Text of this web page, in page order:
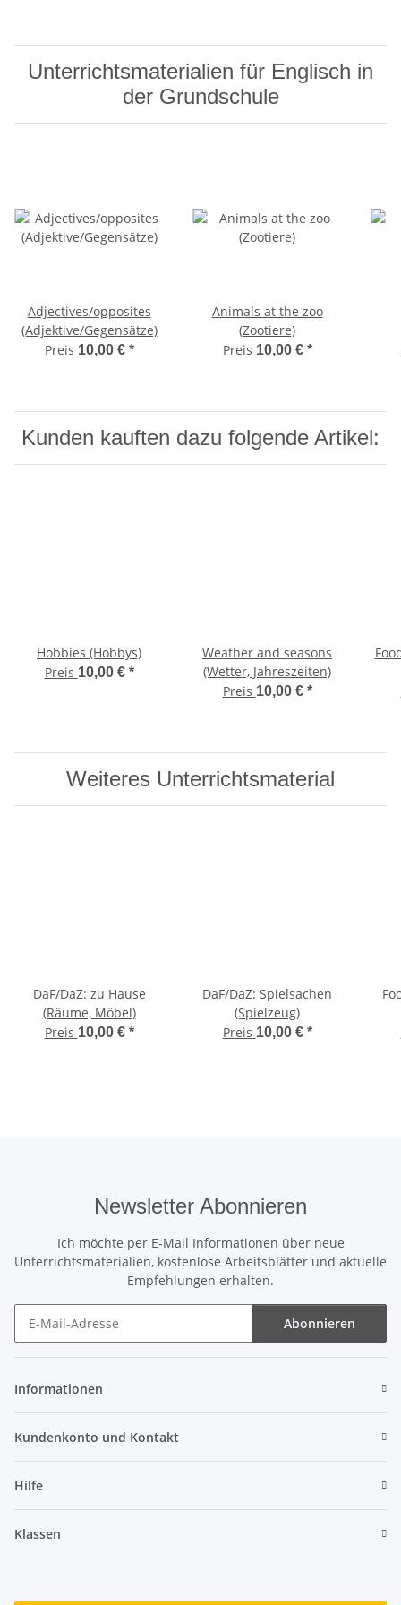
Unterrichtsmaterialien für Englisch in
der Grundschule
Adjectives/opposites
(Adjektive/Gegensätze)
Preis 10,00 € *
Animals at the zoo
(Zootiere)
Preis 10,00 € *
Kunden kauften dazu folgende Artikel:
Hobbies (Hobbys)
Preis 10,00 € *
Weather and seasons
(Wetter, Jahreszeiten)
Preis 10,00 € *
Weiteres Unterrichtsmaterial
DaF/DaZ: zu Hause
(Räume, Möbel)
Preis 10,00 € *
DaF/DaZ: Spielsachen
(Spielzeug)
Preis 10,00 € *
Newsletter Abonnieren
Ich möchte per E-Mail Informationen über neue
Unterrichtsmaterialien, kostenlose Arbeitsblätter und aktuelle
Empfehlungen erhalten.
Abonnieren
Informationen
Kundenkonto und Kontakt
Hilfe
Klassen